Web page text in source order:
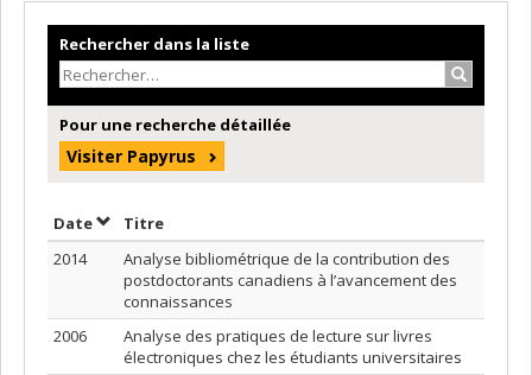
Rechercher dans la liste
Pour une recherche détaillée
Visiter Papyrus
DateTrier par date en ordre croissant
Titre
2014
Analyse bibliométrique de la contribution des
postdoctorants canadiens à l’avancement des
connaissances
2006
Analyse des pratiques de lecture sur livres
électroniques chez les étudiants universitaires